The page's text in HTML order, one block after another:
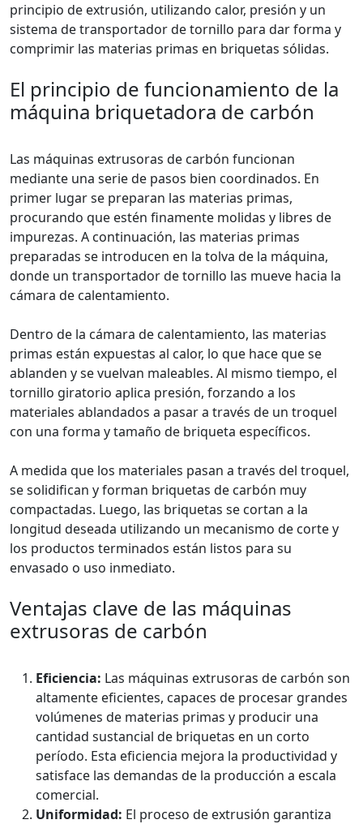
principio de extrusión, utilizando calor, presión y un
sistema de transportador de tornillo para dar forma y
comprimir las materias primas en briquetas sólidas.
El principio de funcionamiento de la
máquina briquetadora de carbón
Las máquinas extrusoras de carbón funcionan
mediante una serie de pasos bien coordinados. En
primer lugar se preparan las materias primas,
procurando que estén finamente molidas y libres de
impurezas. A continuación, las materias primas
preparadas se introducen en la tolva de la máquina,
donde un transportador de tornillo las mueve hacia la
cámara de calentamiento.
Dentro de la cámara de calentamiento, las materias
primas están expuestas al calor, lo que hace que se
ablanden y se vuelvan maleables. Al mismo tiempo, el
tornillo giratorio aplica presión, forzando a los
materiales ablandados a pasar a través de un troquel
con una forma y tamaño de briqueta específicos.
A medida que los materiales pasan a través del troquel,
se solidifican y forman briquetas de carbón muy
compactadas. Luego, las briquetas se cortan a la
longitud deseada utilizando un mecanismo de corte y
los productos terminados están listos para su
envasado o uso inmediato.
Ventajas clave de las máquinas
extrusoras de carbón
Eficiencia: Las máquinas extrusoras de carbón son
altamente eficientes, capaces de procesar grandes
volúmenes de materias primas y producir una
cantidad sustancial de briquetas en un corto
período. Esta eficiencia mejora la productividad y
satisface las demandas de la producción a escala
comercial.
Uniformidad: El proceso de extrusión garantiza